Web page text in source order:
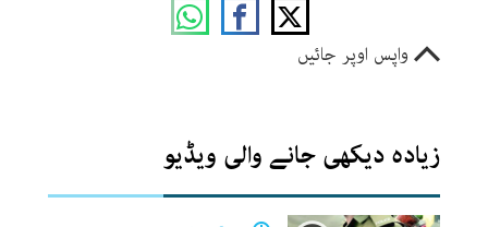
واپس اوپر جائیں
زیادہ دیکھی جانے والی ویڈیو